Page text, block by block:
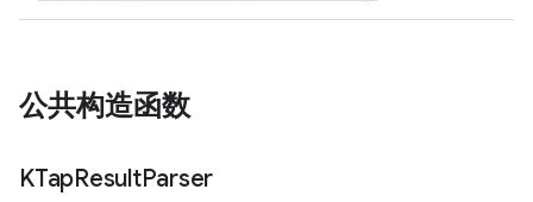
公共构造函数
KTapResultParser